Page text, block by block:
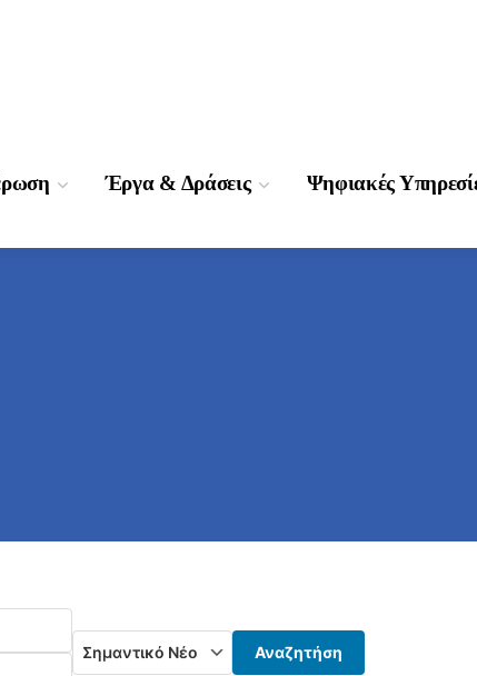
Έργα & Δράσεις Ψηφιακές
Αναζητήση